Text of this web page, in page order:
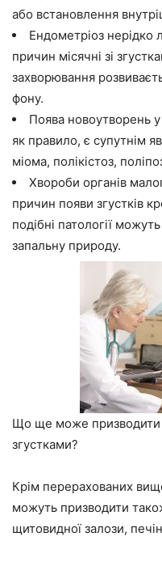
або встановлення
Ендометріоз нерідко
причин місячні зі
захворювання
фону.
Поява новоутворень у
як правило, є супутнім
міома, полікістоз,
Хвороби органів
причин появи згустків
подібні патології
запальну природу.
Що ще може призводити
згустками?
Крім перерахованих
можуть призводити
щитовидної залози,